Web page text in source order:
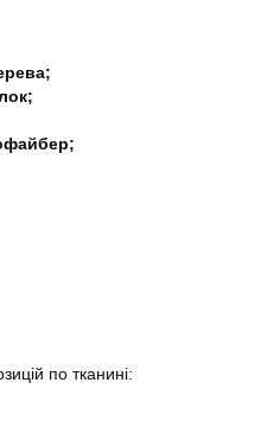
по тканині: